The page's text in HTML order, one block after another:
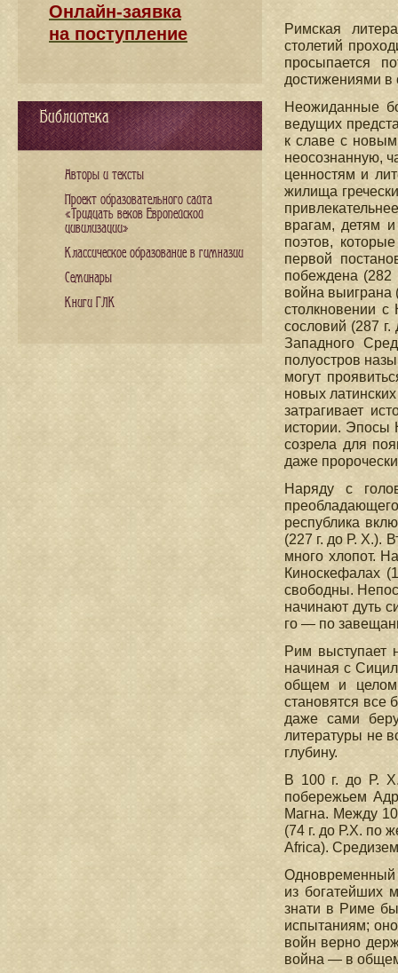
Римская
столетий
просыпается
достижениями в
Неожиданные
ведущих
к славе с
неосознанную,
ценностям и
жилища
врагам, детям
поэтов,
первой
побеждена (282
война выиграна
столкновении
сословий (287
Западного
полуостров
могут
новых
затрагивает
истории. Эпосы
созрела для
даже
Наряду с
республика
(227 г. до Р. X.).
много хлопот.
Киноскефалах
свободны.
начинают дуть
го — по
Рим выступает
начиная с
общем и целом
становятся все
даже сами
литературы не
глубину.
В 100 г. до Р.
побережьем
Магна. Между
(74 г. до Р.X. по
Africa).
Одновременный
из богатейших
знати в Риме
испытаниям;
войн верно
война — в
Онлайн-заявка
на поступление
Библиотека
Авторы и тексты
Проект образовательного сайта
«Тридцать веков Европейской
цивилизации»
Классическое образование в гимназии
Семинары
Книги ГЛК